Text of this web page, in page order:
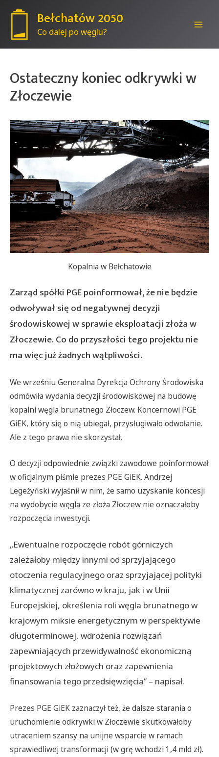
Bełchatów 2050
Co dalej po węglu?
Ostateczny koniec odkrywki w
Złoczewie
Kopalnia w Bełchatowie
Zarząd spółki PGE poinformował, że nie będzie
odwoływał się od negatywnej decyzji
środowiskowej w sprawie eksploatacji złoża w
Złoczewie. Co do przyszłości tego projektu nie
ma więc już żadnych wątpliwości.
We wrześniu Generalna Dyrekcja Ochrony Środowiska
odmówiła wydania decyzji środowiskowej na budowę
kopalni węgla brunatnego Złoczew. Koncernowi PGE
GiEK, który się o nią ubiegał, przysługiwało odwołanie.
Ale z tego prawa nie skorzystał.
O decyzji odpowiednie związki zawodowe poinformował
w oficjalnym piśmie prezes PGE GiEK. Andrzej
Legeżyński wyjaśnił w nim, że samo uzyskanie koncesji
na wydobycie węgla ze złoża Złoczew nie oznaczałoby
rozpoczęcia inwestycji.
„Ewentualne rozpoczęcie robót górniczych
zależałoby między innymi od sprzyjającego
otoczenia regulacyjnego oraz sprzyjającej polityki
klimatycznej zarówno w kraju, jak i w Unii
Europejskiej, określenia roli węgla brunatnego w
krajowym miksie energetycznym w perspektywie
długoterminowej, wdrożenia rozwiązań
zapewniających przewidywalność ekonomiczną
projektowych złożowych oraz zapewnienia
finansowania tego przedsięwzięcia” – napisał.
Prezes PGE GiEK zaznaczył też, że dalsze starania o
uruchomienie odkrywki w Złoczewie skutkowałoby
utraceniem szansy na unijne wsparcie w ramach
sprawiedliwej transformacji (w grę wchodzi 1,4 mld zł).